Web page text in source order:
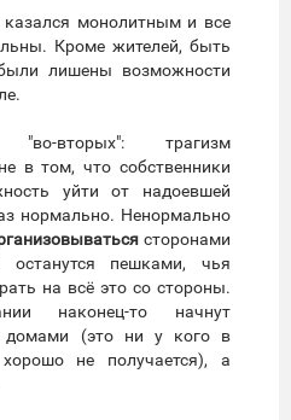
монолитным и все
Кроме жителей, быть
лишены возможности
вторых": трагизм
в том, что собственники
уйти от надоевшей
нормально. Ненормально
сторонами
пешками, чья
на всё это со стороны.
наконец-то начнут
домами (это ни у кого в
не получается), а